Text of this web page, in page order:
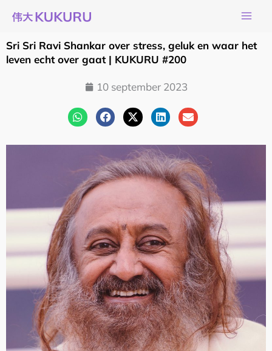
naar
de
inhoud
Sri Sri Ravi Shankar over stress, geluk en waar het
leven echt over gaat | KUKURU #200
10 september 2023